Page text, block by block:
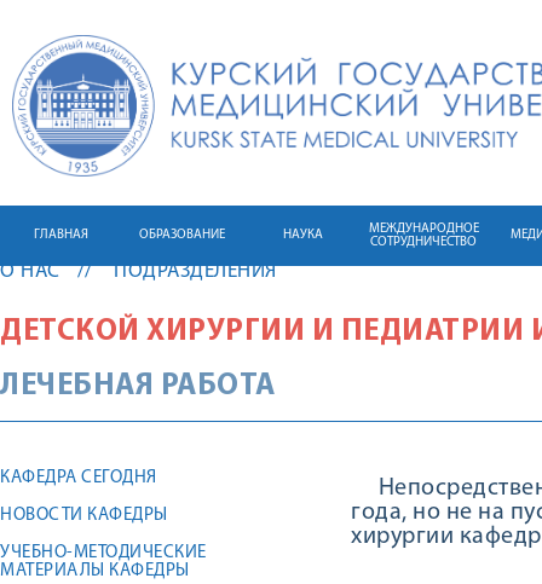
ГЛАВНАЯ ОБРАЗОВАНИЕ НАУКА
МЕЖДУНАРОДНОЕ
СОТРУДНИЧЕСТВО
О НАС ПОДРАЗДЕЛЕНИЯ
ДЕТСКОЙ ХИРУРГИИ И
ЛЕЧЕБНАЯ РАБОТА
КАФЕДРА СЕГОДНЯ
НОВОСТИ КАФЕДРЫ
УЧЕБНО-МЕТОДИЧЕСКИЕ
МАТЕРИАЛЫ КАФЕДРЫ
года, но не на
хирургии